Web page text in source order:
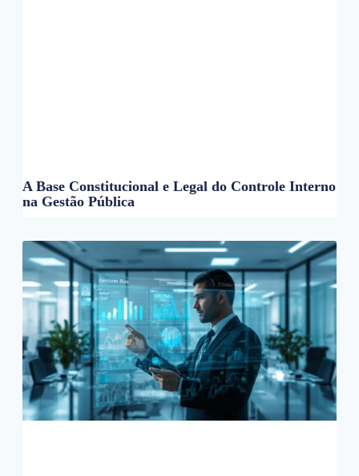
A Base Constitucional e Legal do Controle Interno
na Gestão Pública